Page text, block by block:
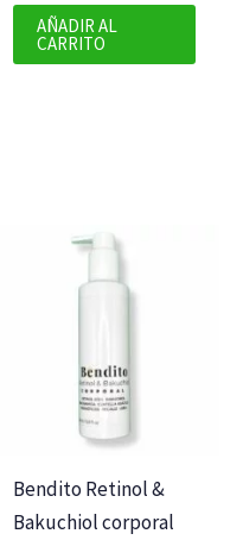
AÑADIR AL
CARRITO
Bendito Retinol &
Bakuchiol corporal